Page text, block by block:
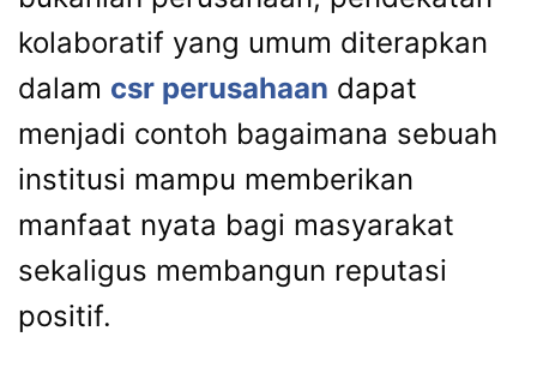
kolaboratif yang umum diterapkan
dalam csr perusahaan dapat
menjadi contoh bagaimana sebuah
institusi mampu memberikan
manfaat nyata bagi masyarakat
sekaligus membangun reputasi
positif.